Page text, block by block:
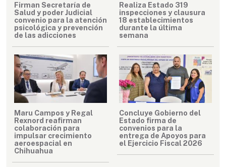
Firman Secretaría de
Salud y poder Judicial
convenio para la atención
psicológica y prevención
de las adicciones
Realiza Estado 319
inspecciones y clausura
18 establecimientos
durante la última
semana
Maru Campos y Regal
Rexnord reafirman
colaboración para
impulsar crecimiento
aeroespacial en
Chihuahua
Concluye Gobierno del
Estado firma de
convenios para la
entrega de Apoyos para
el Ejercicio Fiscal 2026